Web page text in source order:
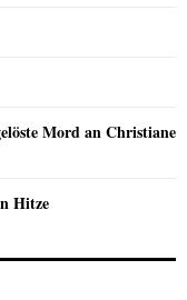
Mord an Christiane
Hitze